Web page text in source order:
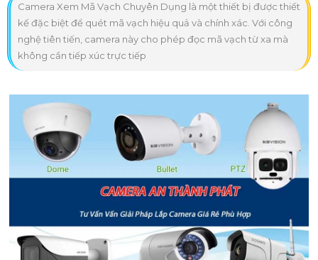
Camera Xem Mã Vạch Chuyên Dụng là một thiết bị được thiết
kế đặc biệt để quét mã vạch hiệu quả và chính xác. Với công
nghệ tiên tiến, camera này cho phép đọc mã vạch từ xa mà
không cần tiếp xúc trực tiếp